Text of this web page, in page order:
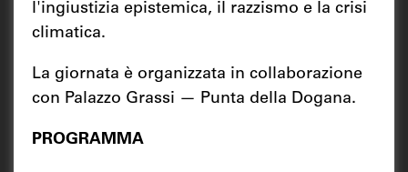
l'ingiustizia epistemica, il razzismo e la crisi
climatica.
La giornata è organizzata in collaborazione
con Palazzo Grassi — Punta della Dogana.
PROGRAMMA